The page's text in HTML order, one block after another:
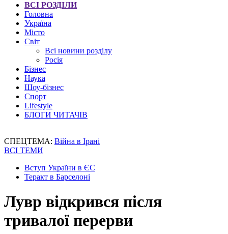
ВСІ РОЗДІЛИ
Головна
Україна
Місто
Світ
Всі новини розділу
Росія
Бізнес
Наука
Шоу-бізнес
Спорт
Lifestyle
БЛОГИ ЧИТАЧІВ
СПЕЦТЕМА: Війна в Ірані
ВСІ ТЕМИ
Вступ України в ЄС
Теракт в Барселоні
Лувр відкрився після
тривалої перерви